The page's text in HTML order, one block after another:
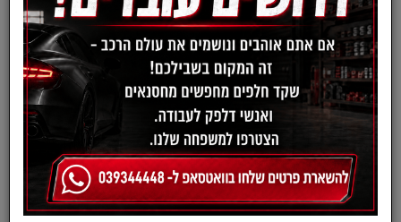
פורסטר ולגאסי מבית HIQ